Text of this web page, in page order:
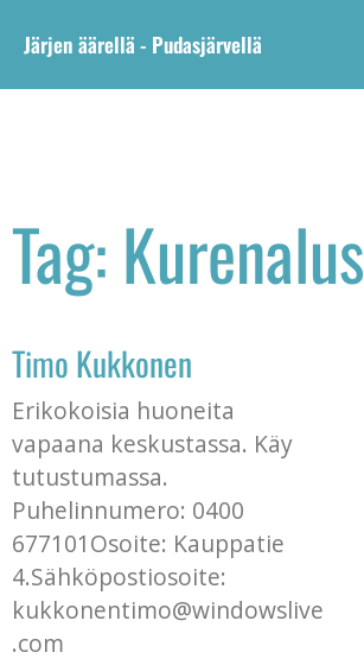
Järjen äärellä - Pudasjärvellä
Tag: Kurenalus
Timo Kukkonen
Erikokoisia huoneita
vapaana keskustassa. Käy
tutustumassa.
Puhelinnumero: 0400
677101Osoite: Kauppatie
4.Sähköpostiosoite:
kukkonentimo@windowslive
.com